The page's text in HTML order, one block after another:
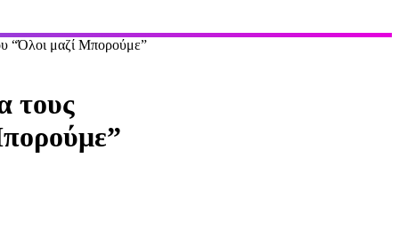
“Όλοι μαζί Μπορούμε”
τους